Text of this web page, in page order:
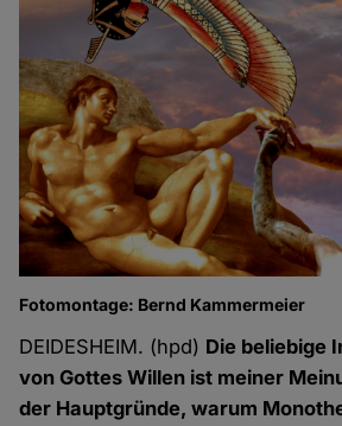
Fotomontage: Bernd Kammermeier
DEIDESHEIM. (hpd) Die beliebige
von Gottes Willen ist meiner
der Hauptgründe, warum